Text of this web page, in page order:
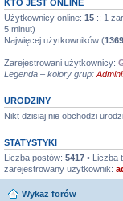
KTO JEST ONLINE
Użytkownicy online: 15 :: 1
5 minut)
Najwięcej użytkowników (1369
Zarejestrowani użytkownicy:
Legenda – kolory grup:
URODZINY
Nikt dzisiaj nie obchodzi
STATYSTYKI
Liczba postów: 5417 • Liczba
zarejestrowany użytkownik:
Wykaz forów